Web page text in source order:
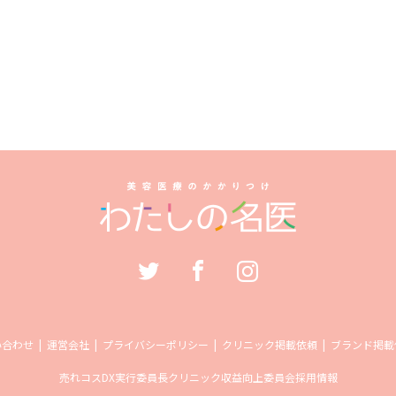
わせ 運営会社 プライバシーポリシー クリニック掲載依頼 ブランド掲
売れコスDX実行委員長クリニック収益向上委員会採用情報